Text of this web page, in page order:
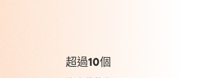
超過10個